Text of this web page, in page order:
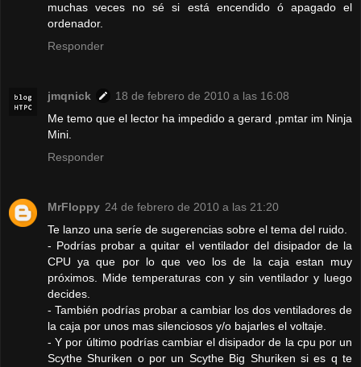
muchas veces no sé si está encendido ó apagado el
ordenador.
Responder
jmqnick
18 de febrero de 2010 a las 16:08
Me temo que el lector ha impedido a gerard ,pmtar im Ninja
Mini.
Responder
MrFloppy 24 de febrero de 2010 a las 21:20
Te lanzo una seríe de sugerencias sobre el tema del ruido.
- Podrías probar a quitar el ventilador del disipador de la
CPU ya que por lo que veo los de la caja estan muy
próximos. Mide temperaturas con y sin ventilador y luego
decides.
- También podrías probar a cambiar los dos ventiladores de
la caja por unos mas silenciosos y/o bajarles el voltaje.
- Y por último podrías cambiar el disipador de la cpu por un
Scythe Shuriken o por un Scythe Big Shuriken si es q te